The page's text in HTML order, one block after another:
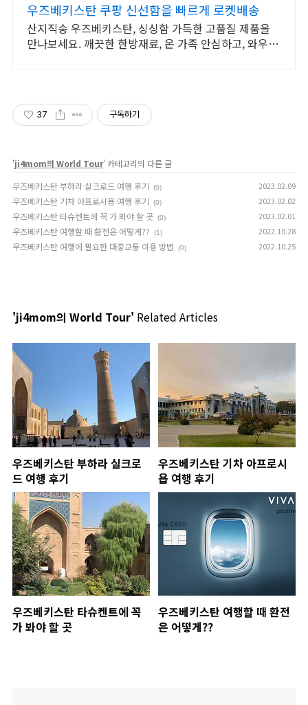
우즈베키스탄 쿠팡 신선함을 빠르게 로켓배송
산지직송 우즈베키스탄, 싱싱함 가득한 고품질 제품을
만나보세요. 깨끗한 한방재료, 온 가족 안심하고, 와우회
37 구독하기
'ji4mom의 World Tour' 카테고리의 다른 글
우즈베키스탄 부하라 실크로드 여행 후기
(0) 2023.02.09
우즈베키스탄 기차 아프로시욥 여행 후기 (0) 2023.02.02
우즈베키스탄 타슈켄트에 꼭 가 봐야 할 곳 (0) 2023.02.01
우즈베키스탄 여행할 때 환전은 어떻게?? (1) 2022.10.28
우즈베키스탄 여행에 필요한 대중교통 이용 방법 (0) 2022.10.25
'ji4mom의 World Tour' Related Articles
우즈베키스탄 부하라 실크로
드 여행 후기
우즈베키스탄 기차 아프로시
욥 여행 후기
우즈베키스탄 타슈켄트에 꼭
가 봐야 할 곳
우즈베키스탄 여행할 때 환전
은 어떻게??